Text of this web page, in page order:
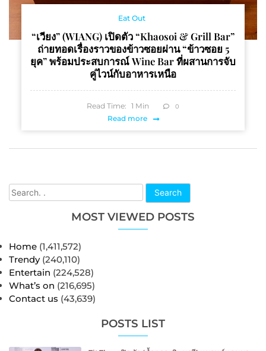
Search
MOST VIEWED POSTS
Home (1,411,572)
Trendy (240,110)
Entertain (224,528)
What’s on (216,695)
Contact us (43,639)
POSTS LIST
Eat Out
“เวียง” (WIANG) เปิดตัว “Khaosoi & Grill Bar”
ถ่ายทอดเรื่องราวของข้าวซอยผ่าน “ข้าวซอย 5
ยุค” พร้อมประสบการณ์ Wine Bar ที่ผสานการจับ
คู่ไวน์กับอาหารเหนือ
Read Time: 1 Min 0
Read more